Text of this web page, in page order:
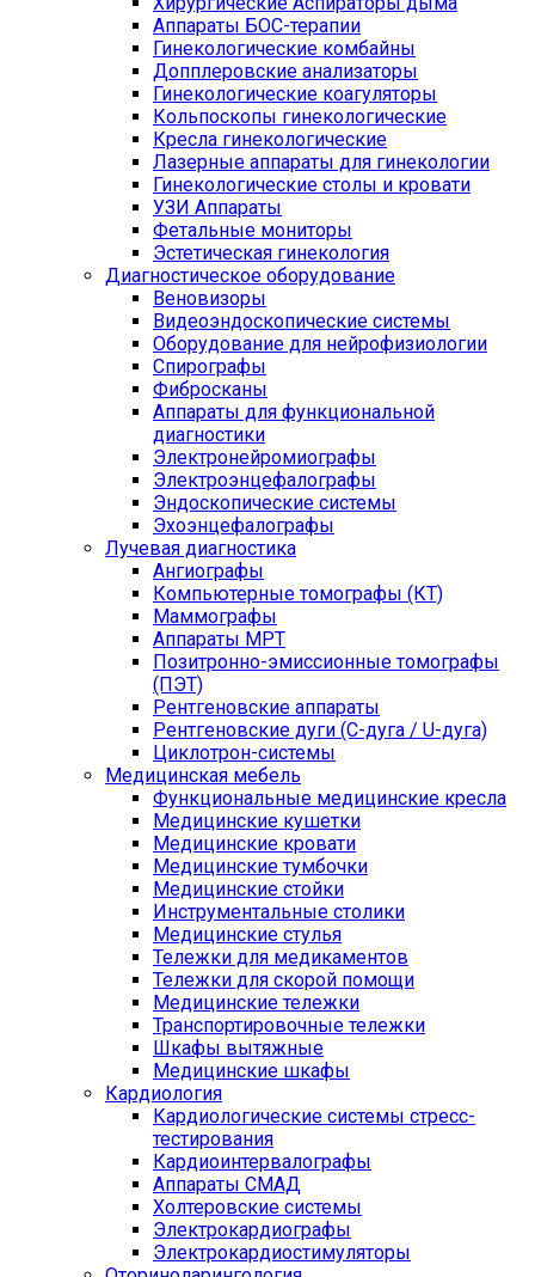
Аппараты БОС-терапии
Гинекологические комбайны
Допплеровские анализаторы
Гинекологические коагуляторы
Кольпоскопы гинекологические
Кресла гинекологические
Лазерные аппараты для гинекологии
Гинекологические столы и кровати
УЗИ Аппараты
Фетальные мониторы
Эстетическая гинекология
Диагностическое оборудование
Веновизоры
Видеоэндоскопические системы
Оборудование для нейрофизиологии
Спирографы
Фибросканы
Аппараты для функциональной
диагностики
Электронейромиографы
Электроэнцефалографы
Эндоскопические системы
Эхоэнцефалографы
Лучевая диагностика
Ангиографы
Компьютерные томографы (КТ)
Маммографы
Аппараты МРТ
Позитронно-эмиссионные томографы
(ПЭТ)
Рентгеновские аппараты
Рентгеновские дуги (С-дуга / U-дуга)
Циклотрон-системы
Медицинская мебель
Функциональные медицинские кресла
Медицинские кушетки
Медицинские кровати
Медицинские тумбочки
Медицинские стойки
Инструментальные столики
Медицинские стулья
Тележки для медикаментов
Тележки для скорой помощи
Медицинские тележки
Транспортировочные тележки
Шкафы вытяжные
Медицинские шкафы
Кардиология
Кардиологические системы стресс-
тестирования
Кардиоинтервалографы
Аппараты СМАД
Холтеровские системы
Электрокардиографы
Электрокардиостимуляторы